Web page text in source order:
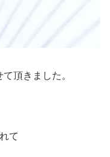
頂きました。
て